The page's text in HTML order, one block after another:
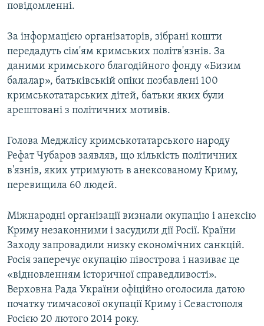
повідомленні.
За інформацією організаторів, зібрані кошти
передадуть сім'ям кримських політв'язнів. За
даними кримського благодійного фонду «Бизим
балалар», батьківській опіки позбавлені 100
кримськотатарських дітей, батьки яких були
арештовані з політичних мотивів.
Голова Меджлісу кримськотатарського народу
Рефат Чубаров заявляв, що кількість політичних
в'язнів, яких утримують в анексованому Криму,
перевищила 60 людей.
Міжнародні організації визнали окупацію і анексію
Криму незаконними і засудили дії Росії. Країни
Заходу запровадили низку економічних санкцій.
Росія заперечує окупацію півострова і називає це
«відновленням історичної справедливості».
Верховна Рада України офіційно оголосила датою
початку тимчасової окупації Криму і Севастополя
Росією 20 лютого 2014 року.